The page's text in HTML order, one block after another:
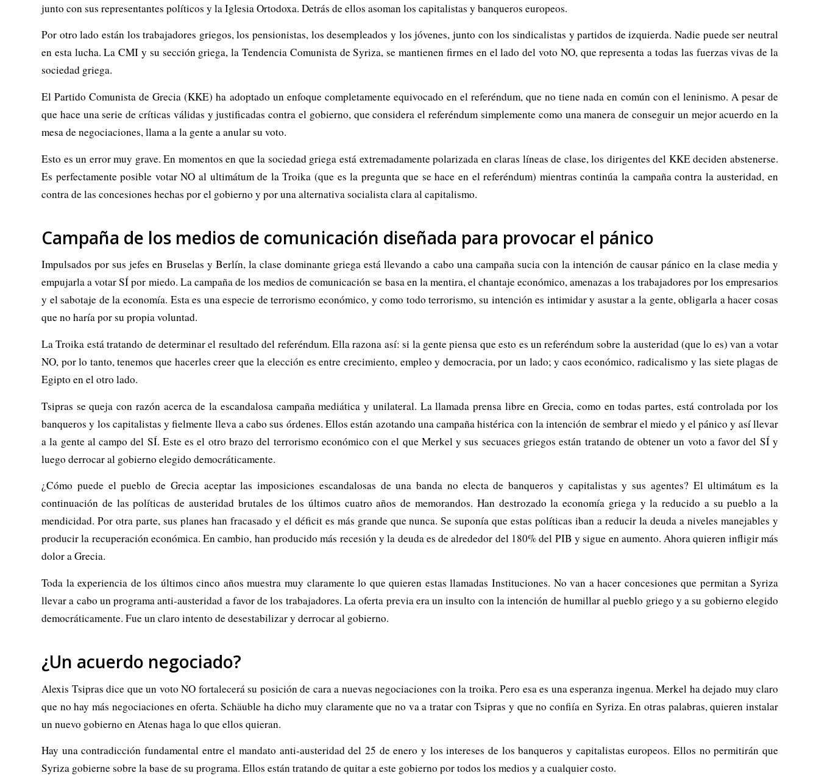
junto con sus representantes políticos y la Iglesia Ortodoxa. Detrás de ellos asoman los capitalistas y banqueros europeos.
Por otro lado están los trabajadores griegos, los pensionistas, los desempleados y los jóvenes, junto con los sindicalistas y partidos de izquierda. Nadie puede ser neutral
en esta lucha. La CMI y su sección griega, la Tendencia Comunista de Syriza, se mantienen firmes en el lado del voto NO, que representa a todas las fuerzas vivas de la
sociedad griega.
El Partido Comunista de Grecia (KKE) ha adoptado un enfoque completamente equivocado en el referéndum, que no tiene nada en común con el leninismo. A pesar de
que hace una serie de críticas válidas y justificadas contra el gobierno, que considera el referéndum simplemente como una manera de conseguir un mejor acuerdo en la
mesa de negociaciones, llama a la gente a anular su voto.
Esto es un error muy grave. En momentos en que la sociedad griega está extremadamente polarizada en claras líneas de clase, los dirigentes del KKE deciden abstenerse.
Es perfectamente posible votar NO al ultimátum de la Troika (que es la pregunta que se hace en el referéndum) mientras continúa la campaña contra la austeridad, en
contra de las concesiones hechas por el gobierno y por una alternativa socialista clara al capitalismo.
Campaña de los medios de comunicación diseñada para provocar el pánico
Impulsados ​​por sus jefes en Bruselas y Berlín, la clase dominante griega está llevando a cabo una campaña sucia con la intención de causar pánico en la clase media y
empujarla a votar SÍ por miedo. La campaña de los medios de comunicación se basa en la mentira, el chantaje económico, amenazas a los trabajadores por los empresarios
y el sabotaje de la economía. Esta es una especie de terrorismo económico, y como todo terrorismo, su intención es intimidar y asustar a la gente, obligarla a hacer cosas
que no haría por su propia voluntad.
La Troika está tratando de determinar el resultado del referéndum. Ella razona así: si la gente piensa que esto es un referéndum sobre la austeridad (que lo es) van a votar
NO, por lo tanto, tenemos que hacerles creer que la elección es entre crecimiento, empleo y democracia, por un lado; y caos económico, radicalismo y las siete plagas de
Egipto en el otro lado.
Tsipras se queja con razón acerca de la escandalosa campaña mediática y unilateral. La llamada prensa libre en Grecia, como en todas partes, está controlada por los
banqueros y los capitalistas y fielmente lleva a cabo sus órdenes. Ellos están azotando una campaña histérica con la intención de sembrar el miedo y el pánico y así llevar
a la gente al campo del SÍ. Este es el otro brazo del terrorismo económico con el que Merkel y sus secuaces griegos están tratando de obtener un voto a favor del SÍ y
luego derrocar al gobierno elegido democráticamente.
¿Cómo puede el pueblo de Grecia aceptar las imposiciones escandalosas de una banda no electa de banqueros y capitalistas y sus agentes? El ultimátum es la
continuación de las políticas de austeridad brutales de los últimos cuatro años de memorandos. Han destrozado la economía griega y la reducido a su pueblo a la
mendicidad. Por otra parte, sus planes han fracasado y el déficit es más grande que nunca. Se suponía que estas políticas iban a reducir la deuda a niveles manejables y
producir la recuperación económica. En cambio, han producido más recesión y la deuda es de alrededor del 180% del PIB y sigue en aumento. Ahora quieren infligir más
dolor a Grecia.
Toda la experiencia de los últimos cinco años muestra muy claramente lo que quieren estas llamadas Instituciones. No van a hacer concesiones que permitan a Syriza
llevar a cabo un programa anti-austeridad a favor de los trabajadores. La oferta previa era un insulto con la intención de humillar al pueblo griego y a su gobierno elegido
democráticamente. Fue un claro intento de desestabilizar y derrocar al gobierno.
¿Un acuerdo negociado?
Alexis Tsipras dice que un voto NO fortalecerá su posición de cara a nuevas negociaciones con la troika. Pero esa es una esperanza ingenua. Merkel ha dejado muy claro
que no hay más negociaciones en oferta. Schäuble ha dicho muy claramente que no va a tratar con Tsipras y que no confiía en Syriza. En otras palabras, quieren instalar
un nuevo gobierno en Atenas haga lo que ellos quieran.
Hay una contradicción fundamental entre el mandato anti-austeridad del 25 de enero y los intereses de los banqueros y capitalistas europeos. Ellos no permitirán que
Syriza gobierne sobre la base de su programa. Ellos están tratando de quitar a este gobierno por todos los medios y a cualquier costo.